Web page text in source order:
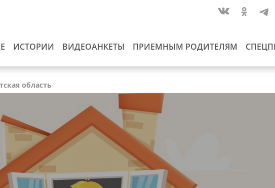
ИСТОРИИ ВИДЕОАНКЕТЫ ПРИЕМНЫМ РОДИТЕЛЯМ
область